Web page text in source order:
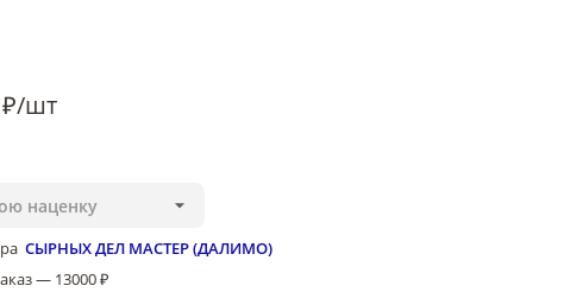
₽/шт
наценку
СЫРНЫХ ДЕЛ МАСТЕР (ДАЛИМО)
— 13000 ₽